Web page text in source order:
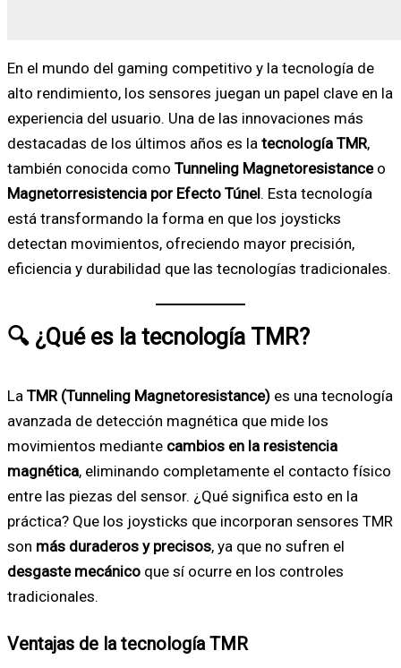
En el mundo del gaming competitivo y la tecnología de
alto rendimiento, los sensores juegan un papel clave en la
experiencia del usuario. Una de las innovaciones más
destacadas de los últimos años es la tecnología TMR,
también conocida como Tunneling Magnetoresistanceo
Magnetorresistencia por Efecto Túnel. Esta tecnología
está transformando la forma en que los joysticks
detectan movimientos, ofreciendo mayor precisión,
eficiencia y durabilidad que las tecnologías tradicionales.
🔍 ¿Qué es la tecnología TMR?
La TMR (Tunneling Magnetoresistance) es una tecnología
avanzada de detección magnética que mide los
movimientos mediante cambios en la resistencia
magnética, eliminando completamente el contacto físico
entre las piezas del sensor. ¿Qué significa esto en la
práctica? Que los joysticks que incorporan sensores TMR
son más duraderos y precisos, ya que no sufren el
desgaste mecánico que sí ocurre en los controles
tradicionales.
Ventajas de la tecnología TMR